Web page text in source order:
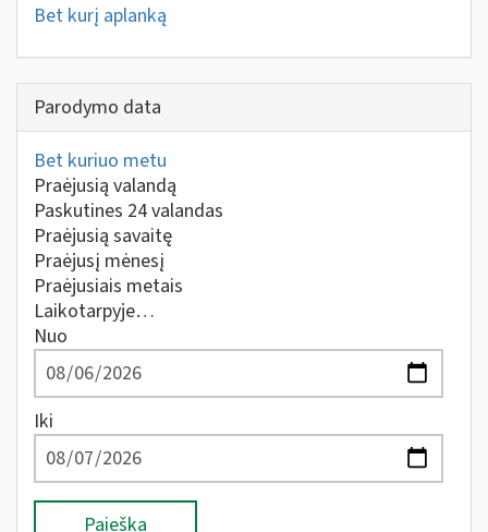
Bet kurį aplanką
Parodymo data
Bet kuriuo metu
Praėjusią valandą
Paskutines 24 valandas
Praėjusią savaitę
Praėjusį mėnesį
Praėjusiais metais
Laikotarpyje…
Nuo
Iki
Paieška